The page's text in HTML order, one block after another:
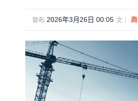
發布 2026年3月26日 00:05·文｜